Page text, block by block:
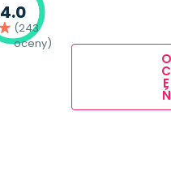
4.0
(243
oceny)
O
C
E
Ń